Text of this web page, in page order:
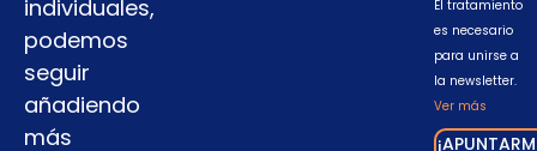
individuales,
podemos
seguir
añadiendo
más
El tratamiento
es necesario
para unirse a
la newsletter.
Ver más